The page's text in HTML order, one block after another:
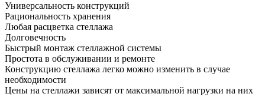
Универсальность конструкций
Рациональность хранения
Любая расцветка стеллажа
Долговечность
Быстрый монтаж стеллажной системы
Простота в обслуживании и ремонте
Конструкцию стеллажа легко можно изменить в случае
необходимости
Цены на стеллажи зависят от максимальной нагрузки на них